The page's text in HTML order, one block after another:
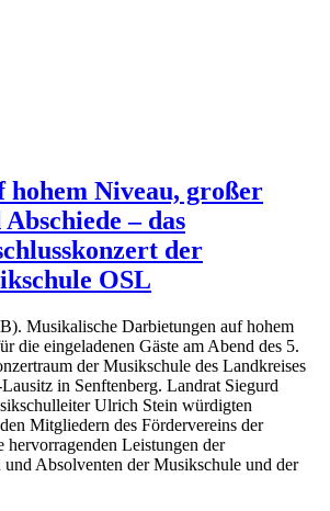
hohem Niveau, großer
– das
der
OSL
Musikalische Darbietungen auf hohem
die eingeladenen Gäste am Abend des 5.
der Musikschule des Landkreises
in Senftenberg. Landrat Siegurd
Ulrich Stein würdigten
Mitgliedern des Fördervereins der
hervorragenden Leistungen der
Absolventen der Musikschule und der